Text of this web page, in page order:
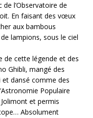
l’Observatoire de
En faisant des vœux
aux bambous
lampions, sous le ciel
de cette légende et des
Ghibli, mangé des
dansé comme des
Populaire
et permis
Absolument